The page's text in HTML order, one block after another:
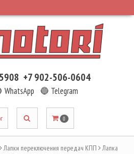
+7 902-506-0604
WhatsApp 🔵 Telegram
0
Лапки переключения передач КПП
Лапка